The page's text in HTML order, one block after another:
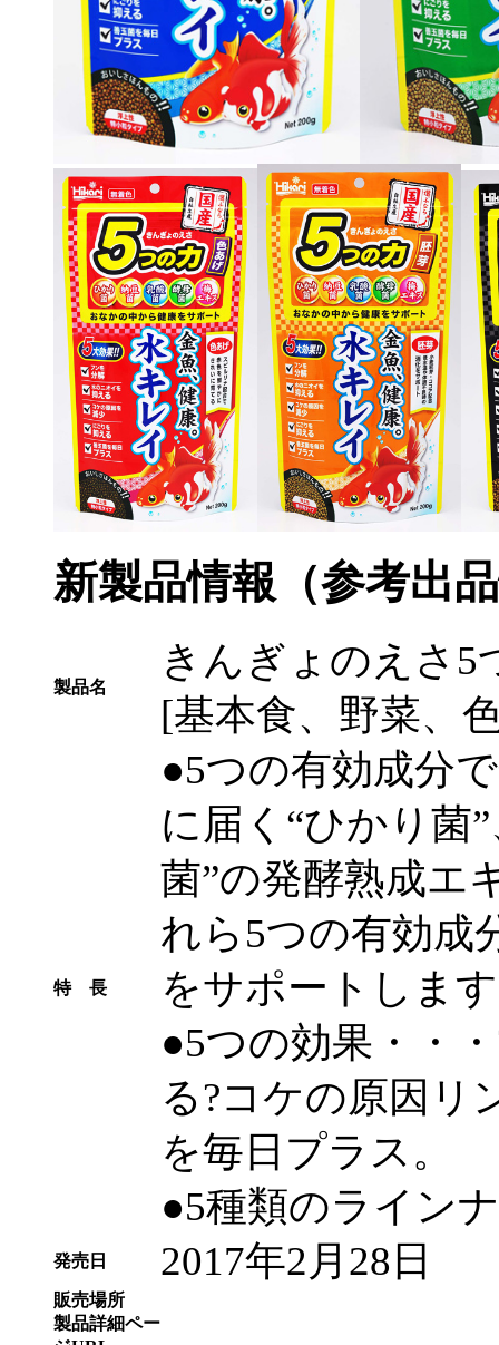
新製品情報（参考出
製品名
きんぎょのえさ5
[基本食、野菜、
特 長
●5つの有効成分
に届く“ひかり菌”
菌”の発酵熟成エ
れら5つの有効成
をサポートしま
●5つの効果・・
る?コケの原因リ
を毎日プラス。
●5種類のライン
発売日 2017年2月28日
販売場所
製品詳細ペー